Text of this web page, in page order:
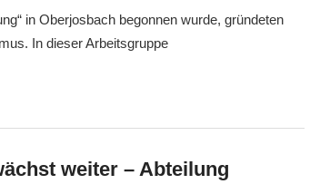
in Oberjosbach begonnen wurde, gründeten
In dieser Arbeitsgruppe
weiter – Abteilung